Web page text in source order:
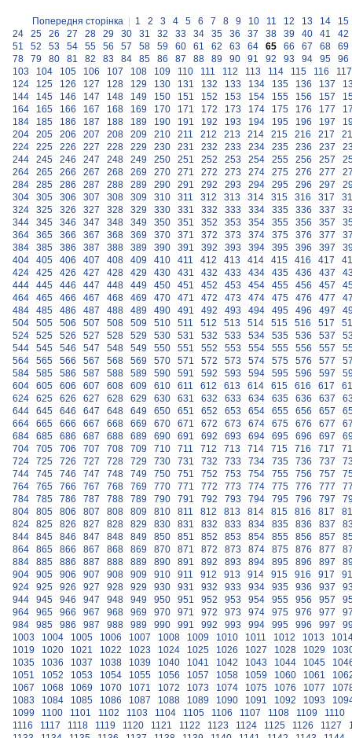
Попередня сторінка 1 2 3 4 5 6 7 8 9 10 11 12 13 14
15
24
25 26 27 28 29 30 31 32 33 34 35 36 37 38 39 40 41
42
51
52 53 54 55 56 57 58 59 60 61 62 63 64 65 66 67 68
69
78
79 80 81 82 83 84 85 86 87 88 89 90 91 92 93 94 95
96
103
104 105 106 107 108 109 110 111 112 113 114 115 116
117
124
125 126 127 128 129 130 131 132 133 134 135 136 137
144
145 146 147 148 149 150 151 152 153 154 155 156 157
164
165 166 167 168 169 170 171 172 173 174 175 176 177
184
185 186 187 188 189 190 191 192 193 194 195 196 197
204
205 206 207 208 209 210 211 212 213 214 215 216 217
224
225 226 227 228 229 230 231 232 233 234 235 236 237
244
245 246 247 248 249 250 251 252 253 254 255 256 257
264
265 266 267 268 269 270 271 272 273 274 275 276 277
284
285 286 287 288 289 290 291 292 293 294 295 296 297
304
305 306 307 308 309 310 311 312 313 314 315 316 317
324
325 326 327 328 329 330 331 332 333 334 335 336 337
344
345 346 347 348 349 350 351 352 353 354 355 356 357
364
365 366 367 368 369 370 371 372 373 374 375 376 377
384
385 386 387 388 389 390 391 392 393 394 395 396 397
404
405 406 407 408 409 410 411 412 413 414 415 416 417
424
425 426 427 428 429 430 431 432 433 434 435 436 437
444
445 446 447 448 449 450 451 452 453 454 455 456 457
464
465 466 467 468 469 470 471 472 473 474 475 476 477
484
485 486 487 488 489 490 491 492 493 494 495 496 497
504
505 506 507 508 509 510 511 512 513 514 515 516 517
524
525 526 527 528 529 530 531 532 533 534 535 536 537
544
545 546 547 548 549 550 551 552 553 554 555 556 557
564
565 566 567 568 569 570 571 572 573 574 575 576 577
584
585 586 587 588 589 590 591 592 593 594 595 596 597
604
605 606 607 608 609 610 611 612 613 614 615 616 617
624
625 626 627 628 629 630 631 632 633 634 635 636 637
644
645 646 647 648 649 650 651 652 653 654 655 656 657
664
665 666 667 668 669 670 671 672 673 674 675 676 677
684
685 686 687 688 689 690 691 692 693 694 695 696 697
704
705 706 707 708 709 710 711 712 713 714 715 716 717
724
725 726 727 728 729 730 731 732 733 734 735 736 737
744
745 746 747 748 749 750 751 752 753 754 755 756 757
764
765 766 767 768 769 770 771 772 773 774 775 776 777
784
785 786 787 788 789 790 791 792 793 794 795 796 797
804
805 806 807 808 809 810 811 812 813 814 815 816 817
824
825 826 827 828 829 830 831 832 833 834 835 836 837
844
845 846 847 848 849 850 851 852 853 854 855 856 857
864
865 866 867 868 869 870 871 872 873 874 875 876 877
884
885 886 887 888 889 890 891 892 893 894 895 896 897
904
905 906 907 908 909 910 911 912 913 914 915 916 917
924
925 926 927 928 929 930 931 932 933 934 935 936 937
944
945 946 947 948 949 950 951 952 953 954 955 956 957
964
965 966 967 968 969 970 971 972 973 974 975 976 977
984
985 986 987 988 989 990 991 992 993 994 995 996 997
1003
1004 1005 1006 1007 1008 1009 1010 1011 1012 1013
1019
1020 1021 1022 1023 1024 1025 1026 1027 1028 1029
1035
1036 1037 1038 1039 1040 1041 1042 1043 1044 1045
1051
1052 1053 1054 1055 1056 1057 1058 1059 1060 1061
1067
1068 1069 1070 1071 1072 1073 1074 1075 1076 1077
1083
1084 1085 1086 1087 1088 1089 1090 1091 1092 1093
1099
1100 1101 1102 1103 1104 1105 1106 1107 1108 1109
1110
1116
1117 1118 1119 1120 1121 1122 1123 1124 1125 1126 1127